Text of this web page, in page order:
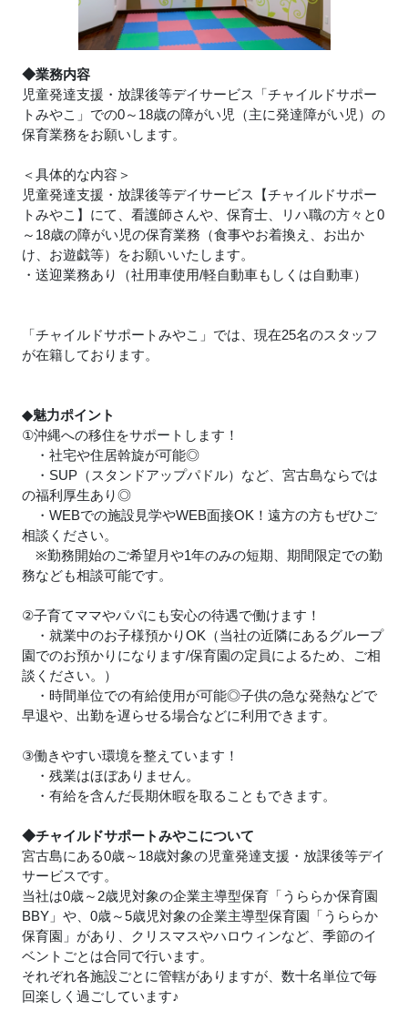
◆業務内容
児童発達支援・放課後等デイサービス「チャイルドサポー
トみやこ」での0～18歳の障がい児（主に発達障がい児）の
保育業務をお願いします。
＜具体的な内容＞
児童発達支援・放課後等デイサービス【チャイルドサポー
トみやこ】にて、看護師さんや、保育士、リハ職の方々と0
～18歳の障がい児の保育業務（食事やお着換え、お出か
け、お遊戯等）をお願いいたします。
・送迎業務あり（社用車使用/軽自動車もしくは自動車）
「チャイルドサポートみやこ」では、現在25名のスタッフ
が在籍しております。
◆魅力ポイント
①沖縄への移住をサポートします！
・社宅や住居斡旋が可能◎
・SUP（スタンドアップパドル）など、宮古島ならでは
の福利厚生あり◎
・WEBでの施設見学やWEB面接OK！遠方の方もぜひご
相談ください。
※勤務開始のご希望月や1年のみの短期、期間限定での勤
務なども相談可能です。
②子育てママやパパにも安心の待遇で働けます！
・就業中のお子様預かりOK（当社の近隣にあるグループ
園でのお預かりになります/保育園の定員によるため、ご相
談ください。）
・時間単位での有給使用が可能◎子供の急な発熱などで
早退や、出勤を遅らせる場合などに利用できます。
③働きやすい環境を整えています！
・残業はほぼありません。
・有給を含んだ長期休暇を取ることもできます。
◆チャイルドサポートみやこについて
宮古島にある0歳～18歳対象の児童発達支援・放課後等デイ
サービスです。
当社は0歳～2歳児対象の企業主導型保育「うららか保育園
BBY」や、0歳～5歳児対象の企業主導型保育園「うららか
保育園」があり、クリスマスやハロウィンなど、季節のイ
ベントごとは合同で行います。
それぞれ各施設ごとに管轄がありますが、数十名単位で毎
回楽しく過ごしています♪